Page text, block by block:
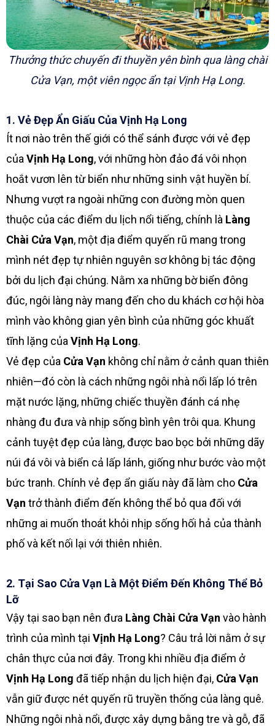
Thưởng thức chuyến đi thuyền yên bình qua làng chài
Cửa Vạn, một viên ngọc ẩn tại Vịnh Hạ Long.
1. Vẻ Đẹp Ẩn Giấu Của Vịnh Hạ Long
Ít nơi nào trên thế giới có thể sánh được với vẻ đẹp
của Vịnh Hạ Long, với những hòn đảo đá vôi nhọn
hoắt vươn lên từ biển như những sinh vật huyền bí.
Nhưng vượt ra ngoài những con đường mòn quen
thuộc của các điểm du lịch nổi tiếng, chính là Làng
Chài Cửa Vạn, một địa điểm quyến rũ mang trong
mình nét đẹp tự nhiên nguyên sơ không bị tác động
bởi du lịch đại chúng. Nằm xa những bờ biển đông
đúc, ngôi làng này mang đến cho du khách cơ hội hòa
mình vào không gian yên bình của những góc khuất
tĩnh lặng của Vịnh Hạ Long.
Vẻ đẹp của Cửa Vạn không chỉ nằm ở cảnh quan thiên
nhiên—đó còn là cách những ngôi nhà nổi lấp ló trên
mặt nước lặng, những chiếc thuyền đánh cá nhẹ
nhàng đu đưa và nhịp sống bình yên trôi qua. Khung
cảnh tuyệt đẹp của làng, được bao bọc bởi những dãy
núi đá vôi và biển cả lấp lánh, giống như bước vào một
bức tranh. Chính vẻ đẹp ẩn giấu này đã làm cho Cửa
Vạn trở thành điểm đến không thể bỏ qua đối với
những ai muốn thoát khỏi nhịp sống hối hả của thành
phố và kết nối lại với thiên nhiên.
2. Tại Sao Cửa Vạn Là Một Điểm Đến Không Thể Bỏ
Lỡ
Vậy tại sao bạn nên đưa Làng Chài Cửa Vạn vào hành
trình của mình tại Vịnh Hạ Long? Câu trả lời nằm ở sự
chân thực của nơi đây. Trong khi nhiều địa điểm ở
Vịnh Hạ Long đã tiếp nhận du lịch hiện đại, Cửa Vạn
vẫn giữ được nét quyến rũ truyền thống của làng quê.
Những ngôi nhà nổi, được xây dựng bằng tre và gỗ, đã